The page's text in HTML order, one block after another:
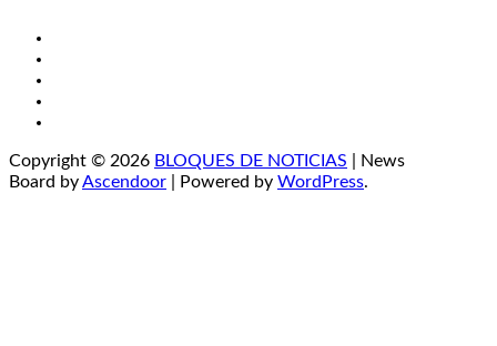
Copyright © 2026 BLOQUES DE NOTICIAS | News
Board byAscendoor | Powered by WordPress.